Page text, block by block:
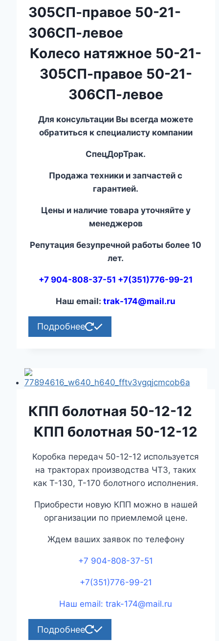
305СП-правое 50-21-
306СП-левое
Колесо натяжное 50-21-
305СП-правое 50-21-
306СП-левое
Для консультации Вы всегда можете
обратиться к специалисту компании
СпецДорТрак.
Продажа техники и запчастей с
гарантией.
Цены и наличие товара уточняйте у
менеджеров
Репутация безупречной работы более 10
лет.
+7 904-808-37-51 +7(351)776-99-21
Наш email:trak-174@mail.ru
Подробнее
КПП болотная 50-12-12
КПП болотная 50-12-12
Коробка передач 50-12-12 используется
на тракторах производства ЧТЗ, таких
как Т-130, Т-170 болотного исполнения.
Приобрести новую КПП можно в нашей
организации по приемлемой цене.
Ждем ваших заявок по телефону
+7 904-808-37-51
+7(351)776-99-21
Наш email: trak-174@mail.ru
Подробнее